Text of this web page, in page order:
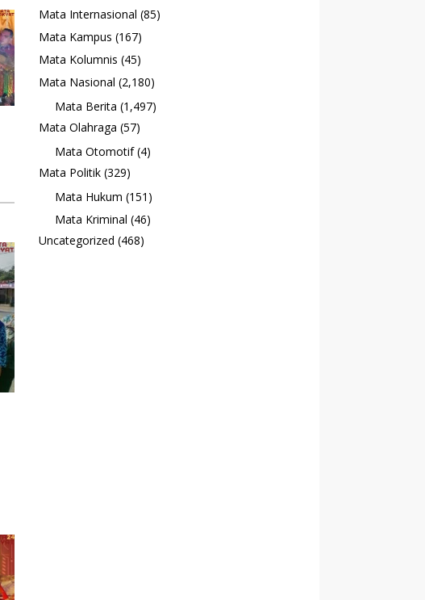
Mata Internasional (85)
Mata Kampus (167)
Mata Kolumnis (45)
Mata Nasional (2,180)
Mata Berita (1,497)
Mata Olahraga (57)
Mata Otomotif(4)
Mata Politik (329)
Mata Hukum (151)
Mata Kriminal (46)
Uncategorized (468)